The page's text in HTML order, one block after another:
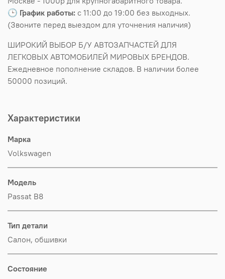
🕒 График работы: с 11:00 до 19:00 без выходных.
(Звоните перед выездом для уточнения наличия)
ШИРОКИЙ ВЫБОР Б/У АВТОЗАПЧАСТЕЙ ДЛЯ
ЛЕГКОВЫХ АВТОМОБИЛЕЙ МИРОВЫХ БРЕНДОВ.
Ежедневное пополнение складов. В наличии более
50000 позиций.
Характеристики
Марка
Volkswagen
Модель
Passat B8
Тип детали
Салон, обшивки
Состояние